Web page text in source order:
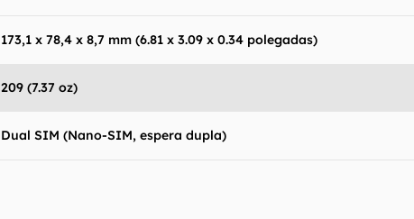
173,1 x 78,4 x 8,7 mm (6.81 x 3.09 x 0.34 polegadas)
209 (7.37 oz)
Dual SIM (Nano-SIM, espera dupla)